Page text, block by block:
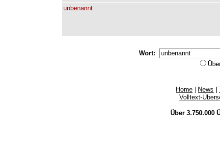
unbenannt
Wort:
Home News
Volltext-
Über 3.750.000